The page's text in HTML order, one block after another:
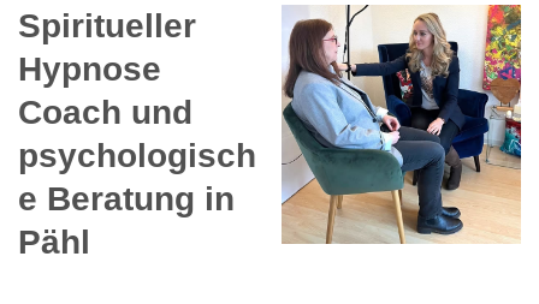
Spiritueller
Hypnose
Coach und
psychologisch
e Beratung in
Pähl